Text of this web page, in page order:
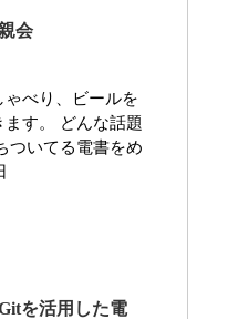
会
べり、ビールを
す。 どんな話題
ついてる電書をめ
を活用した電